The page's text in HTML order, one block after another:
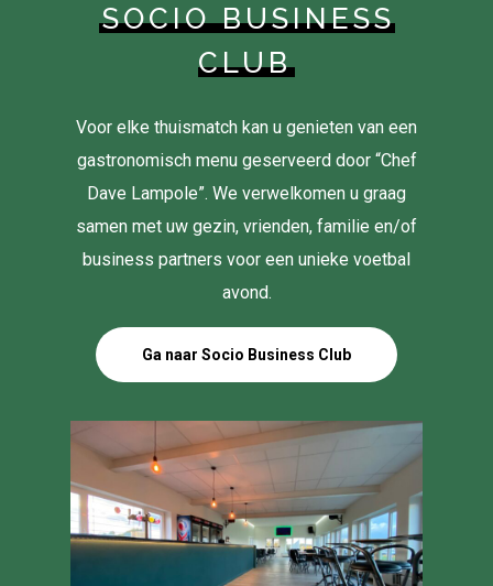
SOCIO BUSINESS
CLUB
Voor elke thuismatch kan u genieten van een
gastronomisch menu geserveerd door “Chef
Dave Lampole”. We verwelkomen u graag
samen met uw gezin, vrienden, familie en/of
business partners voor een unieke voetbal
avond.
Ga naar Socio Business Club